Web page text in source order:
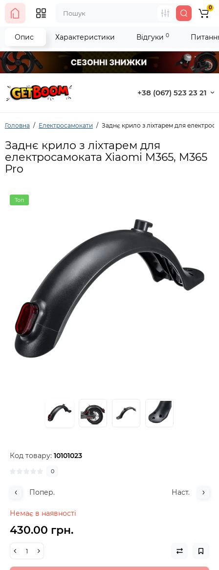
+38 (067) 523 23 21
0
Головна Електросамокати Заднє крило з ліхтарем для
Заднє крило з ліхтарем для
електросамоката Xiaomi M365, M365
Pro
Топ
Код товару: 10101023
0
Попер. Наст.
Немає в наявності
430.00 грн.
Опис Характеристики Відгуки 0